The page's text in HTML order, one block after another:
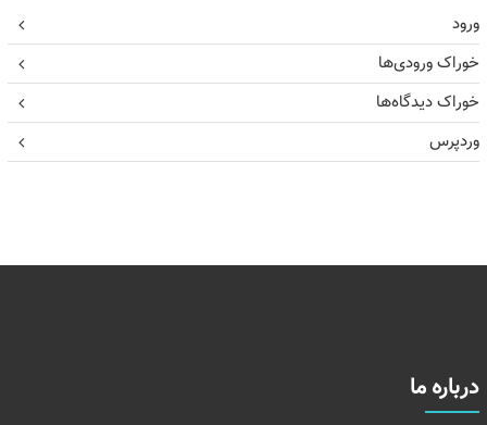
ورود
خوراک ورودی‌ها
خوراک دیدگاه‌ها
وردپرس
درباره ما